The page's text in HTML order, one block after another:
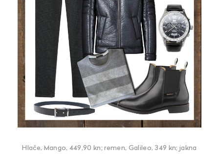
Hlače, Mango, 449,90 kn; remen, Galileo, 349 kn; jakna